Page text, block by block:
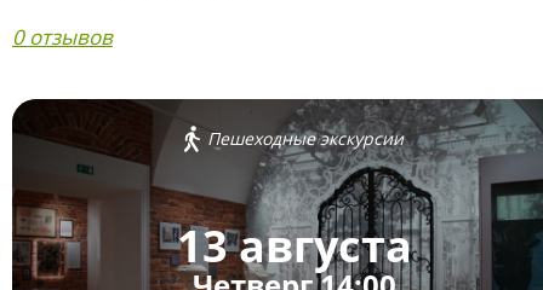
0 отзывов
Пешеходные экскурсии
13 августа